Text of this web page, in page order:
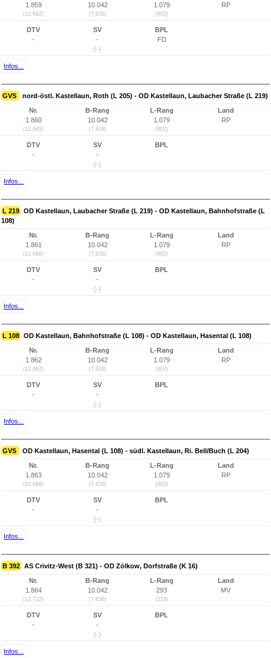
1.859
(12.662)
10.042
(7.638)
1.079
(902)
RP
DTV
-
SV
-
(-)
BPL
FD
Infos...
GVS nord-östl. Kastellaun, Roth (L 205) - OD Kastellaun, Laubacher Straße (L 219)
Nr.
1.860
(12.665)
B-Rang
10.042
(7.638)
L-Rang
1.079
(902)
Land
RP
DTV
-
SV
-
(-)
BPL
Infos...
L 219 OD Kastellaun, Laubacher Straße (L 219) - OD Kastellaun, Bahnhofstraße (L
108)
Nr.
1.861
(12.666)
B-Rang
10.042
(7.638)
L-Rang
1.079
(902)
Land
RP
DTV
-
SV
-
(-)
BPL
Infos...
L 108 OD Kastellaun, Bahnhofstraße (L 108) - OD Kastellaun, Hasental (L 108)
Nr.
1.862
(12.667)
B-Rang
10.042
(7.638)
L-Rang
1.079
(902)
Land
RP
DTV
-
SV
-
(-)
BPL
Infos...
GVS OD Kastellaun, Hasental (L 108) - südl. Kastellaun, Ri. Bell/Buch (L 204)
Nr.
1.863
(12.668)
B-Rang
10.042
(7.638)
L-Rang
1.079
(902)
Land
RP
DTV
-
SV
-
(-)
BPL
Infos...
B 392 AS Crivitz-West (B 321) - OD Zölkow, Dorfstraße (K 16)
Nr.
1.864
(12.722)
B-Rang
10.042
(7.638)
L-Rang
293
(228)
Land
MV
DTV
-
SV
-
(-)
BPL
Infos...